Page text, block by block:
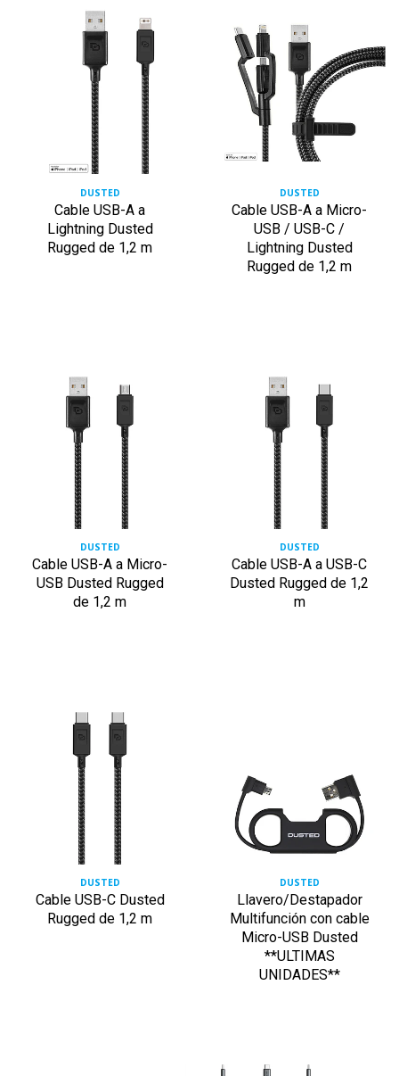
DUSTED
Cable USB-A a
Lightning Dusted
Rugged de 1,2 m
DUSTED
Cable USB-A a Micro-
USB / USB-C /
Lightning Dusted
Rugged de 1,2 m
DUSTED
Cable USB-A a Micro-
USB Dusted Rugged
de 1,2 m
DUSTED
Cable USB-A a USB-C
Dusted Rugged de 1,2
m
DUSTED
Cable USB-C Dusted
Rugged de 1,2 m
DUSTED
Llavero/Destapador
Multifunción con cable
Micro-USB Dusted
**ULTIMAS
UNIDADES**